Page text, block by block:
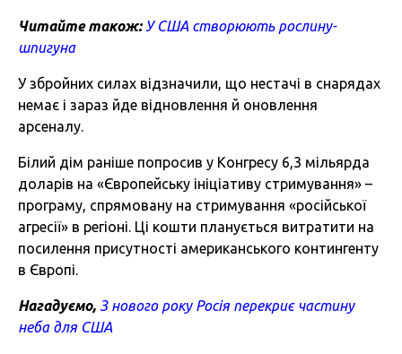
Читайте також: У США створюють рослину-
шпигуна
У збройних силах відзначили, що нестачі в снарядах
немає і зараз йде відновлення й оновлення
арсеналу.
Білий дім раніше попросив у Конгресу 6,3 мільярда
доларів на «Європейську ініціативу стримування» –
програму, спрямовану на стримування «російської
агресії» в регіоні. Ці кошти планується витратити на
посилення присутності американського контингенту
в Європі.
Нагадуємо, З нового року Росія перекриє частину
неба для США